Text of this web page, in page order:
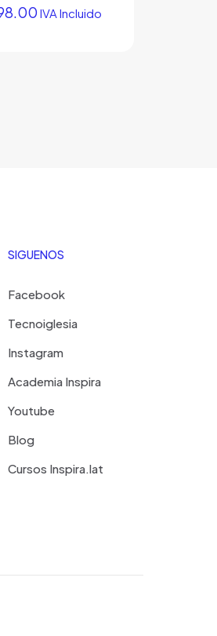
IVA Incluido
SIGUENOS
Facebook
Tecnoiglesia
Instagram
Academia Inspira
Youtube
Blog
Cursos Inspira.lat